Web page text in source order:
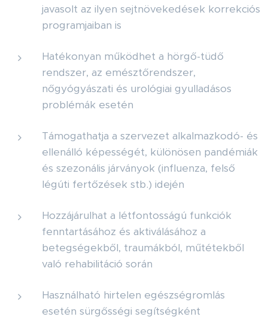
javasolt az ilyen sejtnövekedések korrekciós
programjaiban is
Hatékonyan működhet a hörgő-tüdő
rendszer, az emésztőrendszer,
nőgyógyászati és urológiai gyulladásos
problémák esetén
Támogathatja a szervezet alkalmazkodó- és
ellenálló képességét, különösen pandémiák
és szezonális járványok (influenza, felső
légúti fertőzések stb.) idején
Hozzájárulhat a létfontosságú funkciók
fenntartásához és aktiválásához a
betegségekből, traumákból, műtétekből
való rehabilitáció során
Használható hirtelen egészségromlás
esetén sürgősségi segítségként